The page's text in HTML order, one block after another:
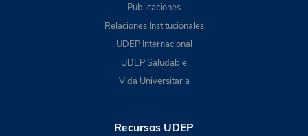
Publicaciones
Relaciones Institucionales
UDEP Internacional
UDEP Saludable
Vida Universitaria
Recursos UDEP